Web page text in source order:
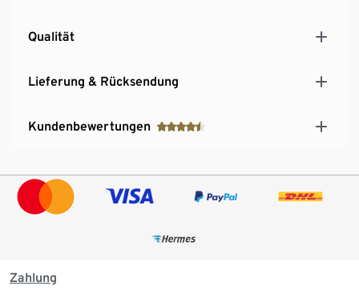
Qualität
Lieferung & Rücksendung
Kundenbewertungen
Zahlung